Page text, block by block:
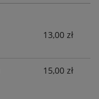
13,00 zł
15,00 zł